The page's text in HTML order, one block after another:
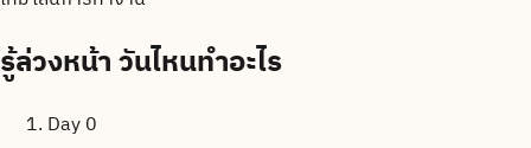
รู้ล่วงหน้าวันไหนทำอะไร
Day 0